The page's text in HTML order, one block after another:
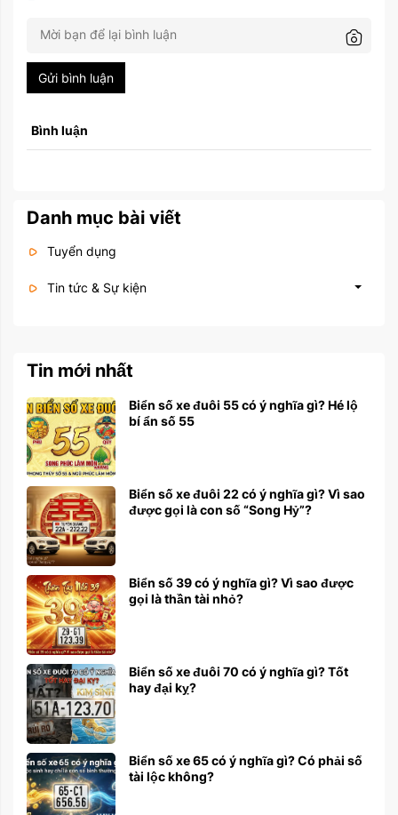
Gửi bình luận
Bình luận
Danh mục bài viết
Tuyển dụng
Tin tức & Sự kiện
Tin mới nhất
Biển số xe đuôi 55 có ý nghĩa gì? Hé lộ
bí ẩn số 55
Biển số xe đuôi 22 có ý nghĩa gì? Vì sao
được gọi là con số “Song Hỷ”?
Biển số 39 có ý nghĩa gì? Vì sao được
gọi là thần tài nhỏ?
Biển số xe đuôi 70 có ý nghĩa gì? Tốt
hay đại kỵ?
Biển số xe 65 có ý nghĩa gì? Có phải số
tài lộc không?